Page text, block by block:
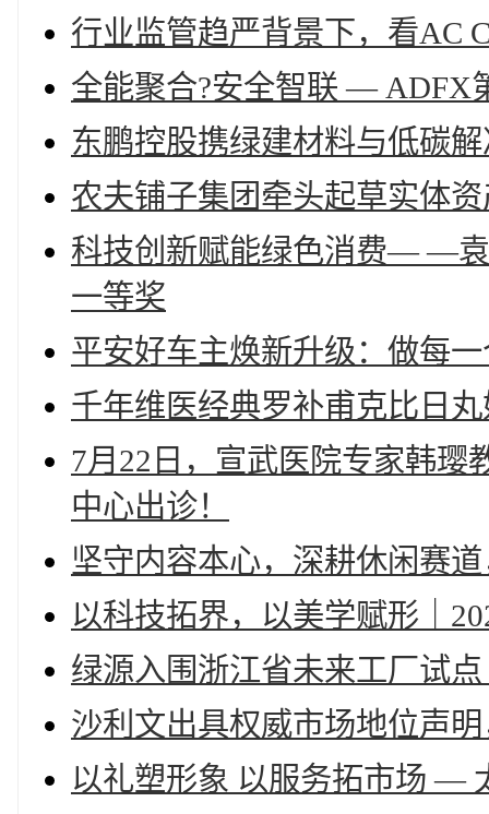
行业监管趋严背景下，看AC
全能聚合?安全智联 — ADFX
东鹏控股携绿建材料与低碳
农夫铺子集团牵头起草实体
科技创新赋能绿色消费— —
一等奖
平安好车主焕新升级：做每
千年维医经典罗补甫克比日
7月22日，宣武医院专家韩璎
中心出诊！
坚守内容本心，深耕休闲赛
以科技拓界，以美学赋形｜
绿源入围浙江省未来工厂试
沙利文出具权威市场地位声
以礼塑形象 以服务拓市场 —